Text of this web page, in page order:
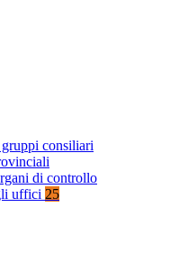
consiliari
di controllo
uffici 25